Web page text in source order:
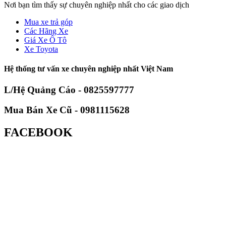
Nơi bạn tìm thấy sự chuyên nghiệp nhất cho các giao dịch
Mua xe trả góp
Các Hãng Xe
Giá Xe Ô Tô
Xe Toyota
Hệ thống tư vấn xe chuyên nghiệp nhất Việt Nam
L/Hệ Quảng Cáo - 0825597777
Mua Bán Xe Cũ - 0981115628
FACEBOOK